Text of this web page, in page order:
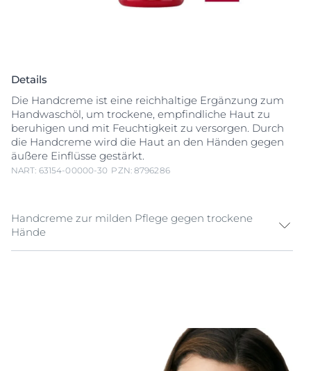
Details
Die Handcreme ist eine reichhaltige Ergänzung zum
Handwaschöl, um trockene, empfindliche Haut zu
beruhigen und mit Feuchtigkeit zu versorgen. Durch
die Handcreme wird die Haut an den Händen gegen
äußere Einflüsse gestärkt.
NART: 63154-00000-30 PZN: 8796286
Handcreme zur milden Pflege gegen trockene
Hände
speziell entwickelt, um Umweltreizen
entgegenzuwirken und vor dem Austrocknen zu